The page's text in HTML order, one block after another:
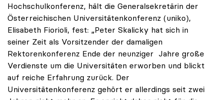
Hochschulkonferenz, hält die Generalsekretärin der
Österreichischen Universitätenkonferenz (uniko),
Elisabeth Fiorioli, fest: „Peter Skalicky hat sich in
seiner Zeit als Vorsitzender der damaligen
Rektorenkonferenz Ende der neunziger Jahre große
Verdienste um die Universitäten erworben und blickt
auf reiche Erfahrung zurück. Der
Universitätenkonferenz gehört er allerdings seit zwei